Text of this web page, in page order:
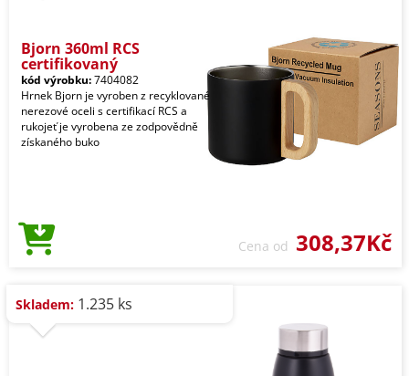
Bjorn 360ml RCS
certifikovaný
kód výrobku:7404082
Hrnek Bjorn je vyroben z recyklované
nerezové oceli s certifikací RCS a
rukojeť je vyrobena ze zodpovědně
získaného buko
Cena od 308,37Kč
Skladem: 1.235 ks